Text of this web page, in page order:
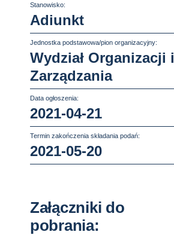
Stanowisko:
Adiunkt
Jednostka podstawowa/pion organizacyjny:
Wydział Organizacji i
Zarządzania
Data ogłoszenia:
2021-04-21
Termin zakończenia składania podań:
2021-05-20
Załączniki do
pobrania: